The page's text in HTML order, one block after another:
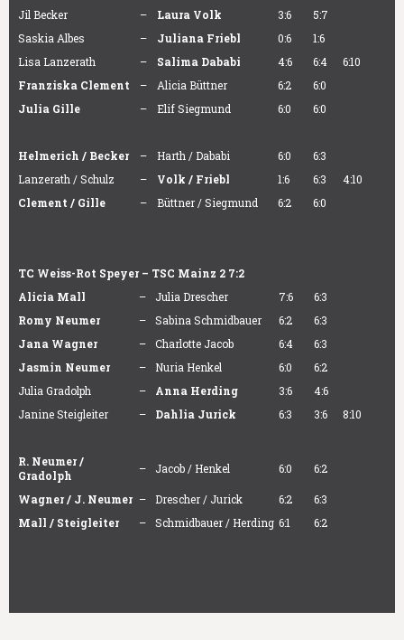
Jil Becker
– Laura Volk 3:6
5:7
Saskia Albes
– Juliana Friebl 0:6
1:6
Lisa Lanzerath
– Salima Dababi 4:6 6:4
6:10
Franziska Clement
– Alicia Büttner 6:2
6:0
Julia Gille
– Elif Siegmund 6:0 6:0
Helmerich / Becker – Harth / Dababi 6:0
6:3
Lanzerath / Schulz
– Volk / Friebl 1:6 6:3
4:10
Clement / Gille
– Büttner / Siegmund 6:2 6:0
TC Weiss-Rot Speyer – TSC Mainz 2 7:2
Alicia Mall
– Julia Drescher 7:6
6:3
Romy Neumer
– Sabina Schmidbauer 6:2
6:3
Jana Wagner
– Charlotte Jacob 6:4
6:3
Jasmin Neumer
– Nuria Henkel 6:0
6:2
Julia Gradolph
– Anna Herding 3:6
4:6
Janine Steigleiter
– Dahlia Jurick 6:3 3:6 8:10
R. Neumer /
Gradolph
– Jacob / Henkel 6:0 6:2
Wagner / J. Neumer – Drescher / Jurick 6:2
6:3
Mall / Steigleiter
– Schmidbauer / Herding 6:1 6:2